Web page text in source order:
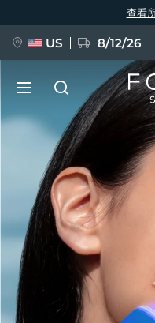
查看
US 8/12/26
新品
FAQ™ Pure Beauty-
BREAKING NEWS
語言
English
Français
Polski
Türkçe
简体